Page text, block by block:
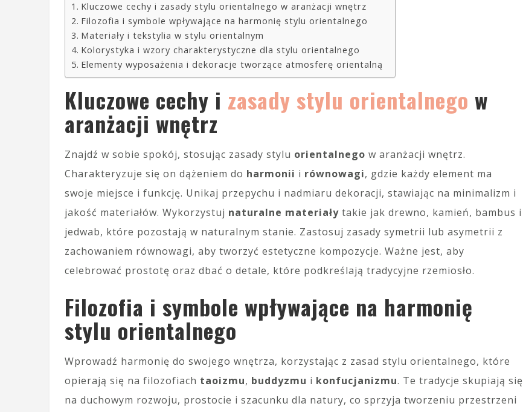
Kluczowe cechy i zasady stylu orientalnego w aranżacji wnętrz
Filozofia i symbole wpływające na harmonię stylu orientalnego
Materiały i tekstylia w stylu orientalnym
Kolorystyka i wzory charakterystyczne dla stylu orientalnego
Elementy wyposażenia i dekoracje tworzące atmosferę orientalną
Kluczowe cechy i zasady stylu orientalnego w
aranżacji wnętrz
Znajdź w sobie spokój, stosując zasady stylu orientalnego w aranżacji wnętrz.
Charakteryzuje się on dążeniem do harmonii i równowagi, gdzie każdy element ma
swoje miejsce i funkcję. Unikaj przepychu i nadmiaru dekoracji, stawiając na minimalizm i
jakość materiałów. Wykorzystuj naturalne materiały takie jak drewno, kamień, bambus i
jedwab, które pozostają w naturalnym stanie. Zastosuj zasady symetrii lub asymetrii z
zachowaniem równowagi, aby tworzyć estetyczne kompozycje. Ważne jest, aby
celebrować prostotę oraz dbać o detale, które podkreślają tradycyjne rzemiosło.
Filozofia i symbole wpływające na harmonię
stylu orientalnego
Wprowadź harmonię do swojego wnętrza, korzystając z zasad stylu orientalnego, które
opierają się na filozofiach taoizmu, buddyzmu i konfucjanizmu. Te tradycje skupiają się
na duchowym rozwoju, prostocie i szacunku dla natury, co sprzyja tworzeniu przestrzeni